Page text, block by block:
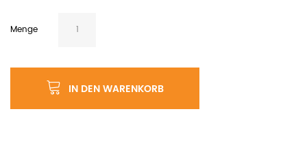
Menge
IN DEN WARENKORB